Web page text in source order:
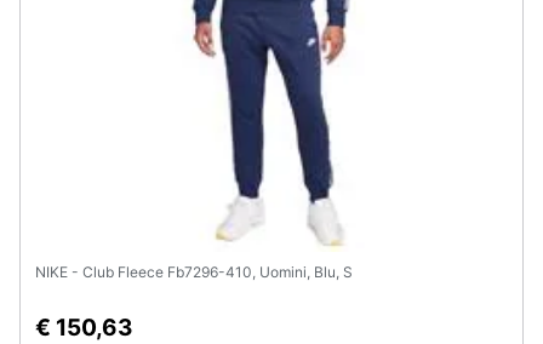
NIKE - Club Fleece Fb7296-410, Uomini, Blu, S
€ 150,63